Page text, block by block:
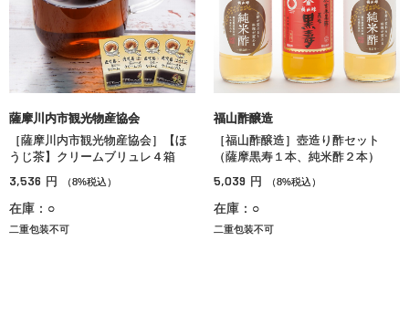
薩摩川内市観光物産協会
［薩摩川内市観光物産協会］【ほ
うじ茶】クリームブリュレ４箱
3,536 円 （8%税込）
在庫：○
二重包装不可
福山酢醸造
［福山酢醸造］壺造り酢セット
（薩摩黒寿１本、純米酢２本）
5,039 円 （8%税込）
在庫：○
二重包装不可